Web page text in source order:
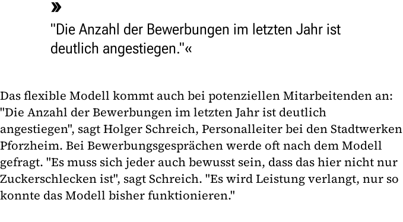
"Die Anzahl der Bewerbungen im letzten Jahr ist
deutlich angestiegen."
Das flexible Modell kommt auch bei potenziellen Mitarbeitenden an:
"Die Anzahl der Bewerbungen im letzten Jahr ist deutlich
angestiegen", sagt Holger Schreich, Personalleiter bei den Stadtwerken
Pforzheim. Bei Bewerbungsgesprächen werde oft nach dem Modell
gefragt. "Es muss sich jeder auch bewusst sein, dass das hier nicht nur
Zuckerschlecken ist", sagt Schreich. "Es wird Leistung verlangt, nur so
konnte das Modell bisher funktionieren."